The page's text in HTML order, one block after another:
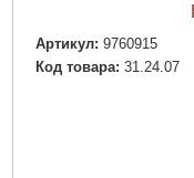
Артикул: 9760915
Код товара: 31.24.07